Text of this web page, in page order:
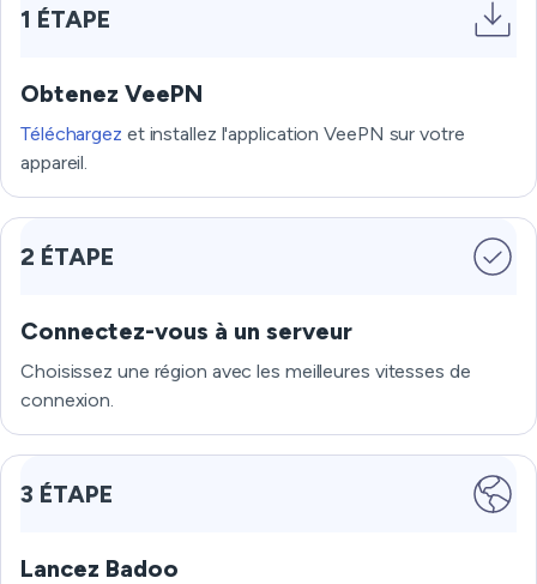
1 ÉTAPE
Obtenez VeePN
Téléchargez et installez l'application VeePN sur votre
appareil.
2 ÉTAPE
Connectez-vous à un serveur
Choisissez une région avec les meilleures vitesses de
connexion.
3 ÉTAPE
Lancez Badoo